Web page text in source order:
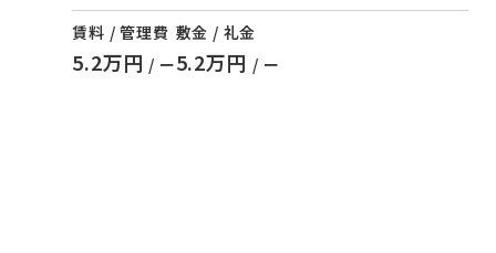
賃料 / 管理費
5.2万円 / ー
敷金 / 礼金
5.2万円 / ー